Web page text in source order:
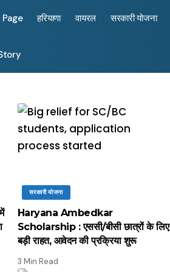
हरियाणा वायरल सरकारी योजना
सरकारी योजना
Haryana Ambedkar
Scholarship : एससी/बीसी छात्रों के लिए
बड़ी राहत, आवेदन की प्रक्रिया शुरू
3 Min Read